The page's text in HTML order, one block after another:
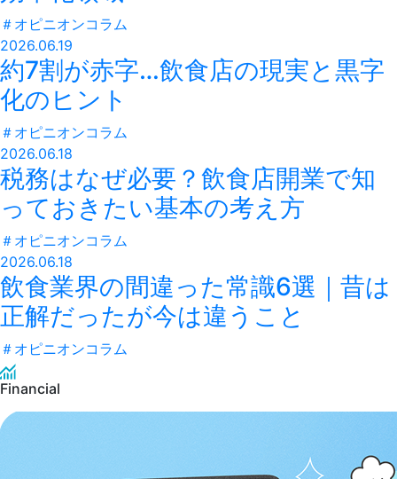
＃ オピニオンコラム
2026.06.19
約7割が赤字…飲食店の現実と黒字
化のヒント
＃ オピニオンコラム
2026.06.18
税務はなぜ必要？飲食店開業で知
っておきたい基本の考え方
＃ オピニオンコラム
2026.06.18
飲食業界の間違った常識6選｜昔は
正解だったが今は違うこと
＃ オピニオンコラム
Financial